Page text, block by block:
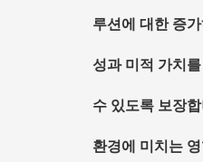
루션에 대한 증
성과 미적 가치
수 있도록 보장
환경에 미치는